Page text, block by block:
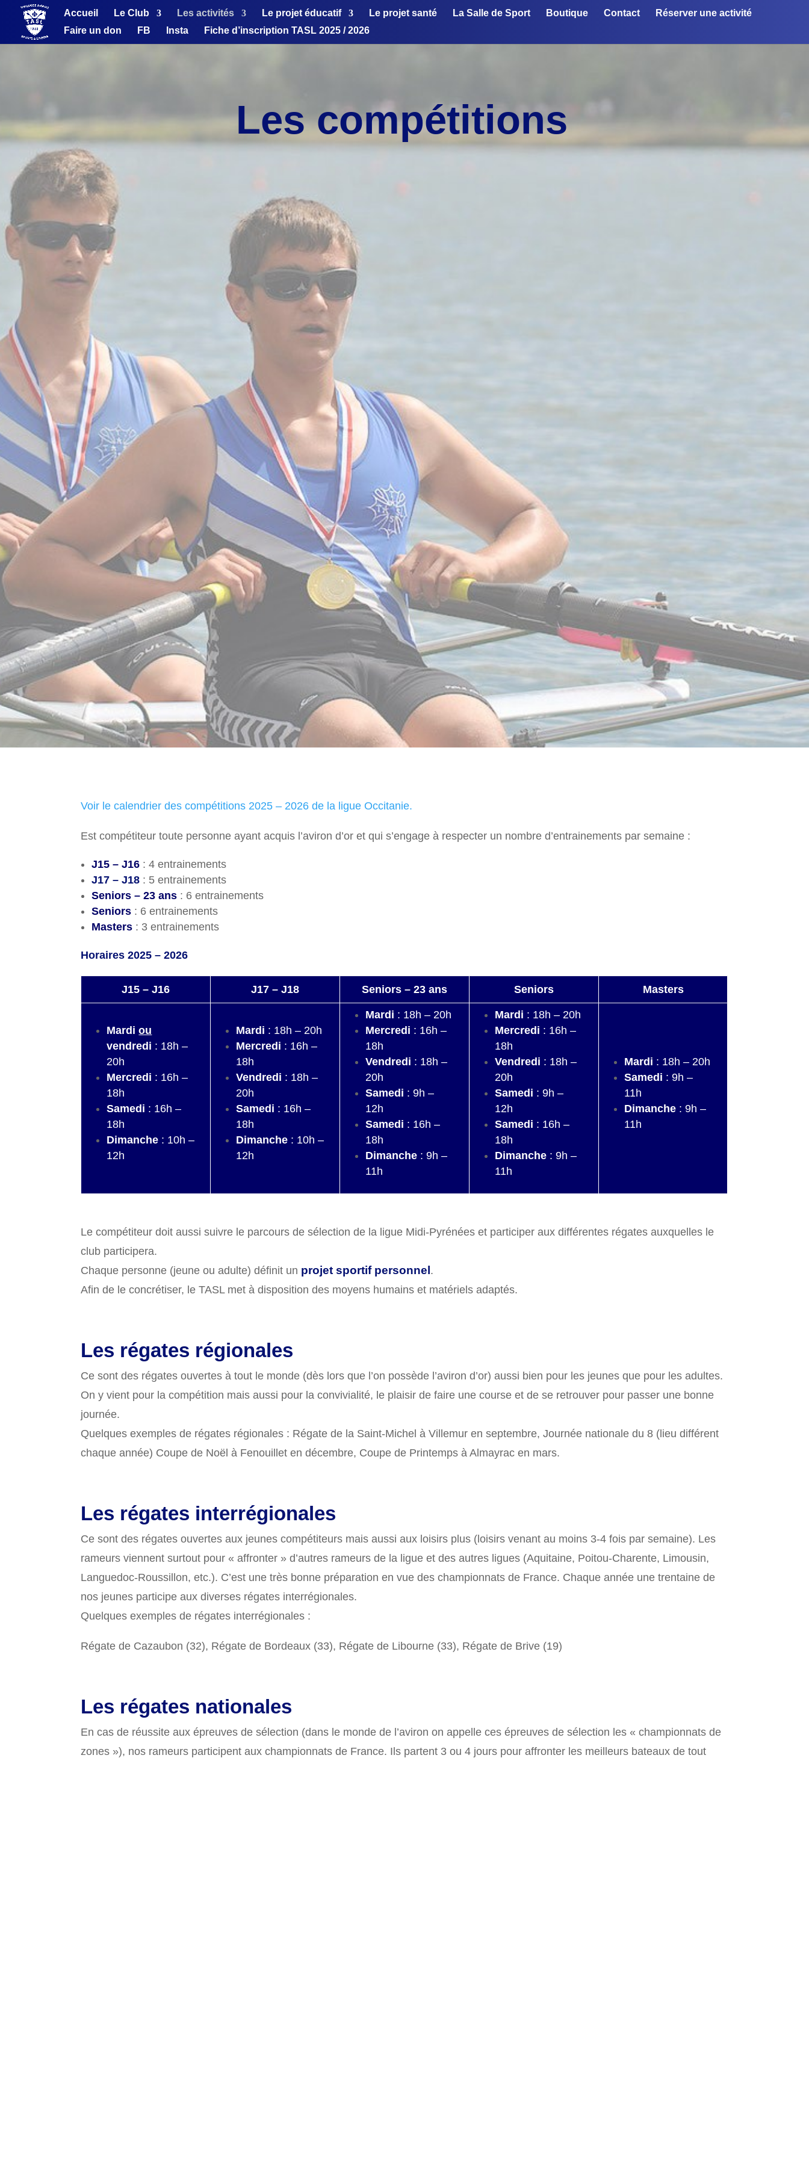
Accueil Le Club Les activités Le projet éducatif Le projet santé La Salle de Sport Boutique Contact
Réserver une activité
Faire un don
FB Insta Fiche d’inscription TASL 2025 / 2026
Les compétitions
Voir le calendrier des compétitions 2025 – 2026 de la ligue Occitanie.
Est compétiteur toute personne ayant acquis l’aviron d’or et qui s’engage à respecter un nombre d’entrainements par semaine :
J15 – J16 : 4 entrainements
J17 – J18 : 5 entrainements
Seniors – 23 ans : 6 entrainements
Seniors : 6 entrainements
Masters : 3 entrainements
Horaires 2025 – 2026
J15 – J16 J17 – J18 Seniors – 23 ans Seniors Masters
Mardiou
vendredi : 18h –
20h
Mercredi : 16h –
18h
Samedi : 16h –
18h
Dimanche : 10h –
12h
Mardi : 18h – 20h
Mercredi : 16h –
18h
Vendredi : 18h –
20h
Samedi : 16h –
18h
Dimanche : 10h –
12h
Mardi : 18h – 20h
Mercredi : 16h –
18h
Vendredi : 18h –
20h
Samedi : 9h –
12h
Samedi : 16h –
18h
Dimanche : 9h –
11h
Mardi : 18h – 20h
Mercredi : 16h –
18h
Vendredi : 18h –
20h
Samedi : 9h –
12h
Samedi : 16h –
18h
Dimanche : 9h –
11h
Mardi : 18h – 20h
Samedi : 9h –
11h
Dimanche : 9h –
11h
Le compétiteur doit aussi suivre le parcours de sélection de la ligue Midi-Pyrénées et participer aux différentes régates auxquelles le
club participera.
Chaque personne (jeune ou adulte) définit un projet sportif personnel.
Afin de le concrétiser, le TASL met à disposition des moyens humains et matériels adaptés.
Les régates régionales
Ce sont des régates ouvertes à tout le monde (dès lors que l’on possède l’aviron d’or) aussi bien pour les jeunes que pour les adultes.
On y vient pour la compétition mais aussi pour la convivialité, le plaisir de faire une course et de se retrouver pour passer une bonne
journée.
Quelques exemples de régates régionales : Régate de la Saint-Michel à Villemur en septembre, Journée nationale du 8 (lieu différent
chaque année) Coupe de Noël à Fenouillet en décembre, Coupe de Printemps à Almayrac en mars.
Les régates interrégionales
Ce sont des régates ouvertes aux jeunes compétiteurs mais aussi aux loisirs plus (loisirs venant au moins 3-4 fois par semaine). Les
rameurs viennent surtout pour « affronter » d’autres rameurs de la ligue et des autres ligues (Aquitaine, Poitou-Charente, Limousin,
Languedoc-Roussillon, etc.). C’est une très bonne préparation en vue des championnats de France. Chaque année une trentaine de
nos jeunes participe aux diverses régates interrégionales.
Quelques exemples de régates interrégionales :
Régate de Cazaubon (32), Régate de Bordeaux (33), Régate de Libourne (33), Régate de Brive (19)
Les régates nationales
En cas de réussite aux épreuves de sélection (dans le monde de l’aviron on appelle ces épreuves de sélection les « championnats de
zones »), nos rameurs participent aux championnats de France. Ils partent 3 ou 4 jours pour affronter les meilleurs bateaux de tout